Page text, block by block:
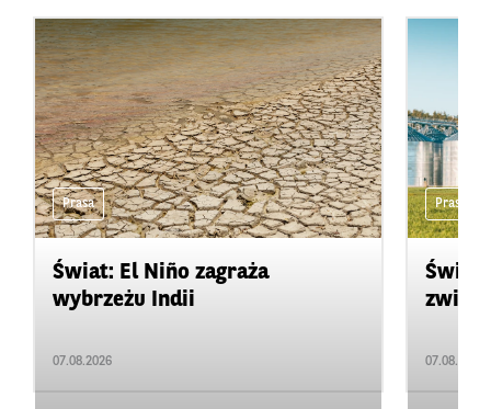
Prasa
Świat: El Niño zagraża
wybrzeżu Indii
07.08.2026
Prasa
07.08.2026